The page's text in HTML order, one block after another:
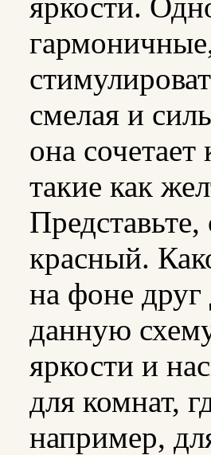
смелая и
она
такие как
красный.
на фоне друг
данную
яркости и
для комнат,
например,